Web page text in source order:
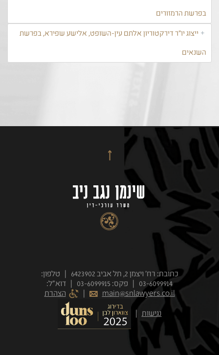
בפרשת הרמזורים
ייצוג יו"ר דירקטוריון אלתם עין-השופט, אלישע שפירא, בפרשת
השנאים
כתובת: רח' ויצמן 2, תל אביב 6423902 | טלפון:
03-6099914 | פקס: 03-6099915 | דוא״ל:
main@snlawyers.co.il
| הצהרת
נגישות|